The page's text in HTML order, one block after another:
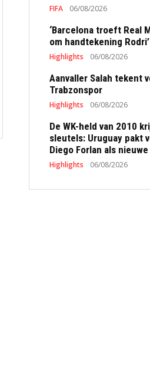
FIFA 06/08/2026
‘Barcelona troeft Real
om handtekening Rodri’
Highlights 06/08/2026
Aanvaller Salah tekent
Trabzonspor
Highlights 06/08/2026
De WK-held van 2010
sleutels: Uruguay pakt
Diego Forlan als
Highlights 06/08/2026